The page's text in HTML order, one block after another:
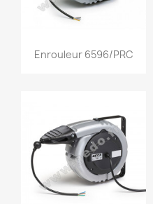
Aperçu rapide
Enrouleur 6596/PRC